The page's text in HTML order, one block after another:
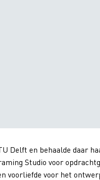
Delft en behaalde daar
Studio voor
voorliefde voor het